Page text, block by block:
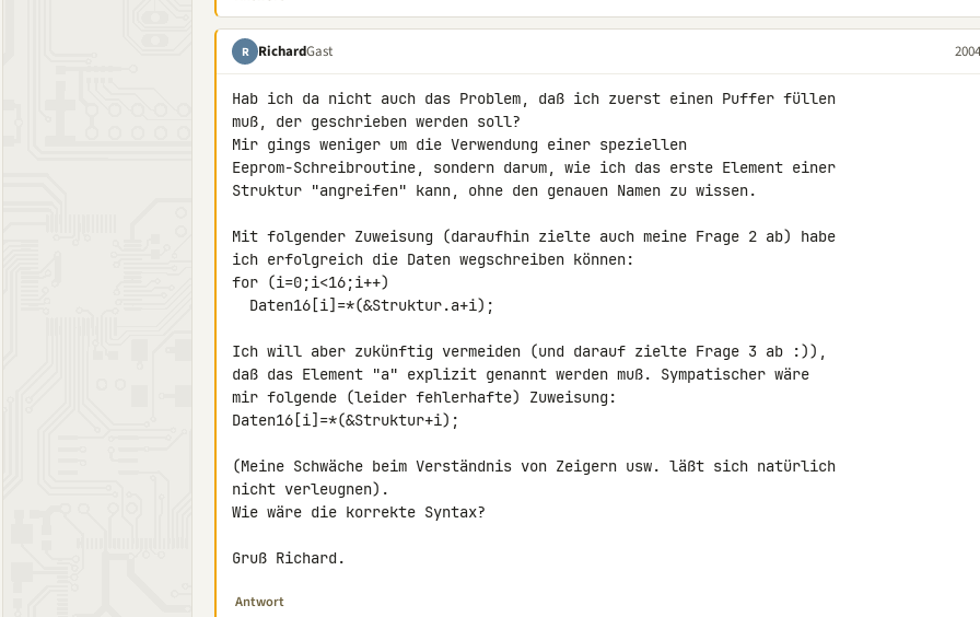
R RichardGast
Hab ich da nicht auch das Problem, daß ich zuerst einen Puffer füllen
muß, der geschrieben werden soll?
Mir gings weniger um die Verwendung einer speziellen
Eeprom-Schreibroutine, sondern darum, wie ich das erste Element einer
Struktur "angreifen" kann, ohne den genauen Namen zu wissen.
Mit folgender Zuweisung (daraufhin zielte auch meine Frage 2 ab) habe
ich erfolgreich die Daten wegschreiben können:
for (i=0;i<16;i++)
Ich will aber zukünftig vermeiden (und darauf zielte Frage 3 ab :)),
daß das Element "a" explizit genannt werden muß. Sympatischer wäre
mir folgende (leider fehlerhafte) Zuweisung:
Daten16[i]=*(&Struktur+i);
(Meine Schwäche beim Verständnis von Zeigern usw. läßt sich natürlich
nicht verleugnen).
Wie wäre die korrekte Syntax?
Gruß Richard.
Antwort